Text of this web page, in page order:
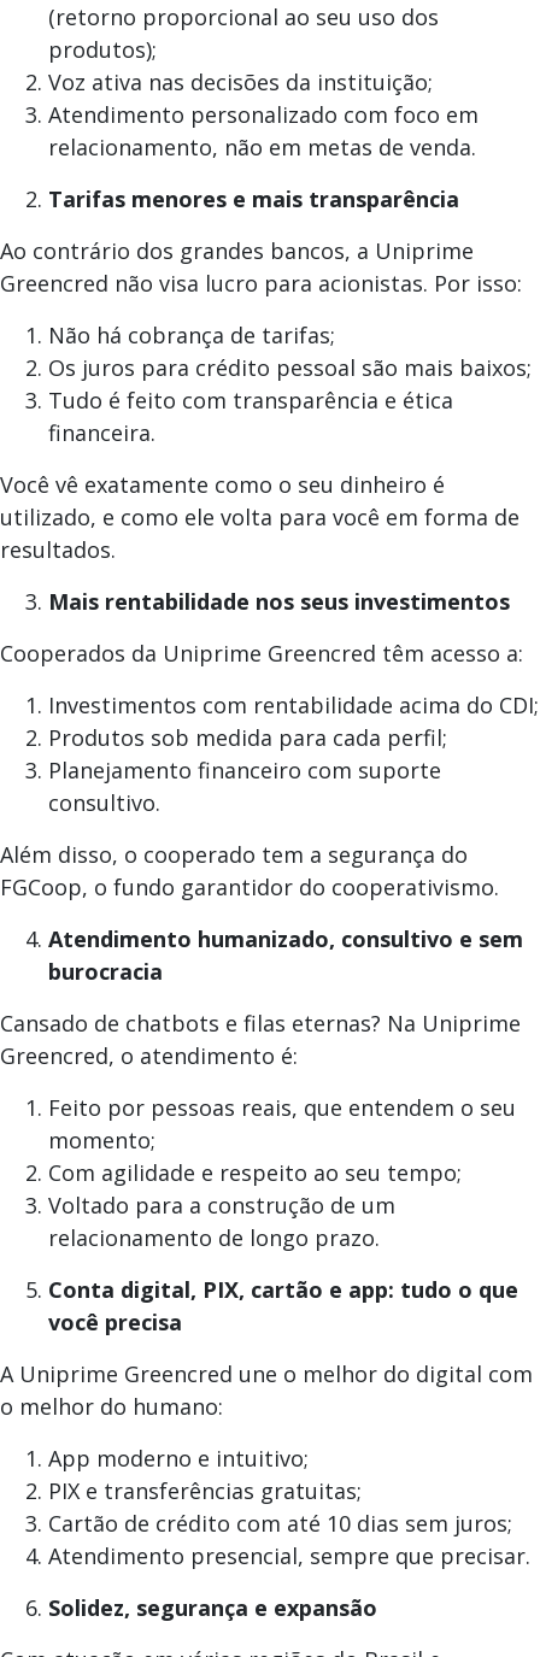
(retorno proporcional ao seu uso dos
produtos);
Voz ativa nas decisões da instituição;
Atendimento personalizado com foco em
relacionamento, não em metas de venda.
Tarifas menores e mais transparência
Ao contrário dos grandes bancos, a Uniprime
Greencred não visa lucro para acionistas. Por isso:
Não há cobrança de tarifas;
Os juros para crédito pessoal são mais baixos;
Tudo é feito com transparência e ética
financeira.
Você vê exatamente como o seu dinheiro é
utilizado, e como ele volta para você em forma de
resultados.
Mais rentabilidade nos seus investimentos
Cooperados da Uniprime Greencred têm acesso a:
Investimentos com rentabilidade acima do CDI;
Produtos sob medida para cada perfil;
Planejamento financeiro com suporte
consultivo.
Além disso, o cooperado tem a segurança do
FGCoop, o fundo garantidor do cooperativismo.
Atendimento humanizado, consultivo e sem
burocracia
Cansado de chatbots e filas eternas? Na Uniprime
Greencred, o atendimento é:
Feito por pessoas reais, que entendem o seu
momento;
Com agilidade e respeito ao seu tempo;
Voltado para a construção de um
relacionamento de longo prazo.
Conta digital, PIX, cartão e app: tudo o que
você precisa
A Uniprime Greencred une o melhor do digital com
o melhor do humano:
App moderno e intuitivo;
PIX e transferências gratuitas;
Cartão de crédito com até 10 dias sem juros;
Atendimento presencial, sempre que precisar.
Solidez, segurança e expansão